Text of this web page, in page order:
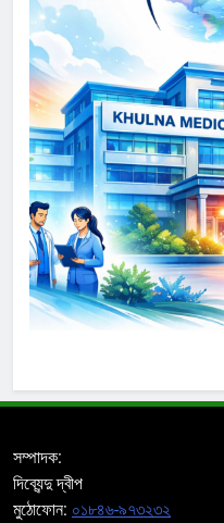
সম্পাদক:
দিব্যেন্দু দ্বীপ
মুঠোফোন: ০১৮৪৬-৯৭৩২৩২